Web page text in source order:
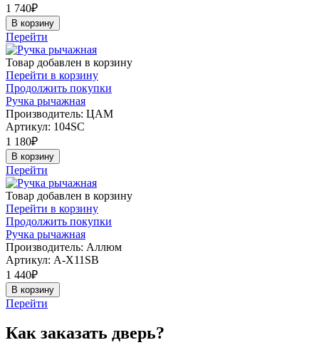
1 740₽
В корзину
Перейти
Товар добавлен в корзину
Перейти в корзину
Продолжить покупки
Ручка рычажная
Производитель: ЦАМ
Артикул: 104SC
1 180₽
В корзину
Перейти
Товар добавлен в корзину
Перейти в корзину
Продолжить покупки
Ручка рычажная
Производитель: Аллюм
Артикул: A-X11SB
1 440₽
В корзину
Перейти
Как заказать дверь?